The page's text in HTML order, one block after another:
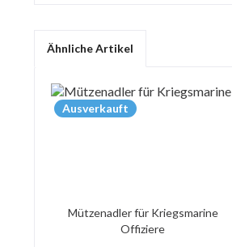
Ähnliche Artikel
Ausverkauft
Mützenadler für Kriegsmarine
Offiziere